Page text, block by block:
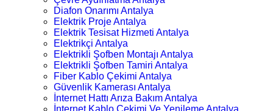
Diafon Onarımı Antalya
Elektrik Proje Antalya
Elektrik Tesisat Hizmeti Antalya
Elektrikçi Antalya
Elektrikli Şofben Montajı Antalya
Elektrikli Şofben Tamiri Antalya
Fiber Kablo Çekimi Antalya
Güvenlik Kamerası Antalya
İnternet Hattı Arıza Bakım Antalya
İnternet Kablo Çekimi Ve Yenileme Antalya